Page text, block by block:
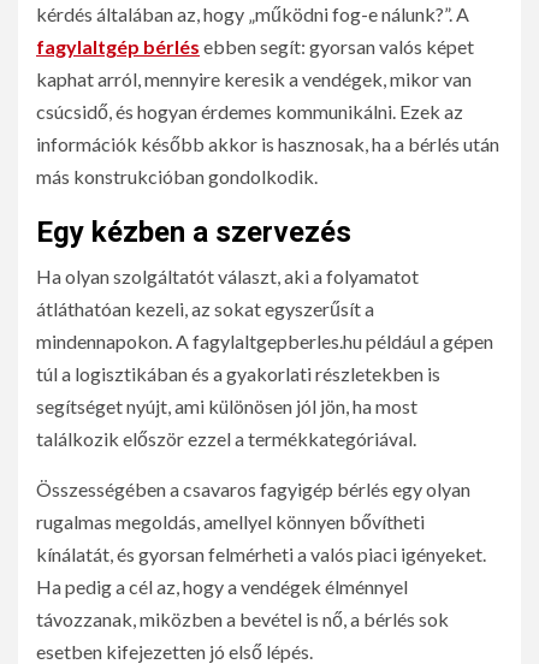
kérdés általában az, hogy „működni fog-e nálunk?”. A
fagylaltgép bérlés ebben segít: gyorsan valós képet
kaphat arról, mennyire keresik a vendégek, mikor van
csúcsidő, és hogyan érdemes kommunikálni. Ezek az
információk később akkor is hasznosak, ha a bérlés után
más konstrukcióban gondolkodik.
Egy kézben a szervezés
Ha olyan szolgáltatót választ, aki a folyamatot
átláthatóan kezeli, az sokat egyszerűsít a
mindennapokon. A fagylaltgepberles.hu például a gépen
túl a logisztikában és a gyakorlati részletekben is
segítséget nyújt, ami különösen jól jön, ha most
találkozik először ezzel a termékkategóriával.
Összességében a csavaros fagyigép bérlés egy olyan
rugalmas megoldás, amellyel könnyen bővítheti
kínálatát, és gyorsan felmérheti a valós piaci igényeket.
Ha pedig a cél az, hogy a vendégek élménnyel
távozzanak, miközben a bevétel is nő, a bérlés sok
esetben kifejezetten jó első lépés.